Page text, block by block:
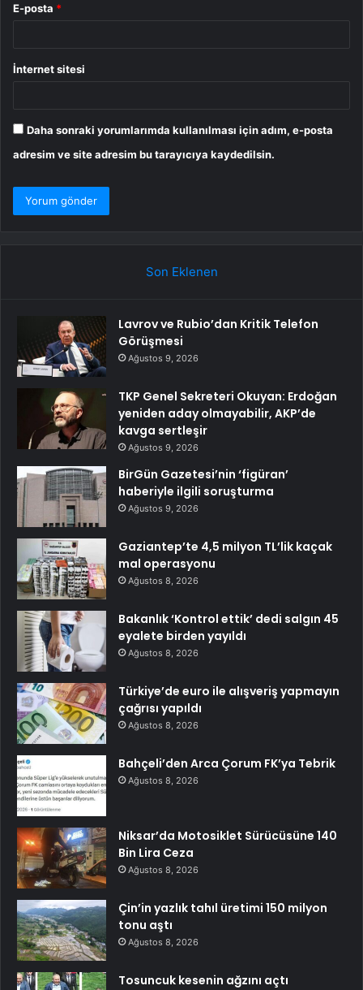
E-posta *
İnternet sitesi
Daha sonraki yorumlarımda kullanılması için adım, e-posta
adresim ve site adresim bu tarayıcıya kaydedilsin.
Son Eklenen
Lavrov ve Rubio’dan Kritik Telefon
Görüşmesi
Ağustos 9, 2026
TKP Genel Sekreteri Okuyan: Erdoğan
yeniden aday olmayabilir, AKP’de
kavga sertleşir
Ağustos 9, 2026
BirGün Gazetesi’nin ‘figüran’
haberiyle ilgili soruşturma
Ağustos 9, 2026
Gaziantep’te 4,5 milyon TL’lik kaçak
mal operasyonu
Ağustos 8, 2026
Bakanlık ‘Kontrol ettik’ dedi salgın 45
eyalete birden yayıldı
Ağustos 8, 2026
Türkiye’de euro ile alışveriş yapmayın
çağrısı yapıldı
Ağustos 8, 2026
Bahçeli’den Arca Çorum FK’ya Tebrik
Ağustos 8, 2026
Niksar’da Motosiklet Sürücüsüne 140
Bin Lira Ceza
Ağustos 8, 2026
Çin’in yazlık tahıl üretimi 150 milyon
tonu aştı
Ağustos 8, 2026
Tosuncuk kesenin ağzını açtı